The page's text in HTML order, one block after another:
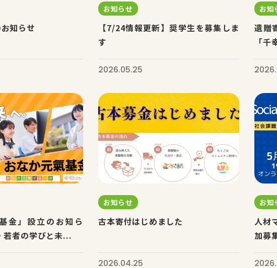
知らせ
お知らせ
【7/24情報更新】奨学生を募集しま
す
2026.05.25
お知
遺贈
「
金」設立のお知ら
者の学びと未...
お知らせ
古本寄付はじめました
2026.04.25
お知
人材
加募